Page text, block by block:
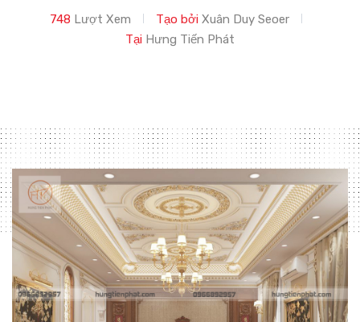
748 Lượt Xem Tạo bởi Xuân Duy Seoer
Tại Hưng Tiến Phát